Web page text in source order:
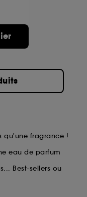
qu'une fragrance !
eau de parfum
Best-sellers ou